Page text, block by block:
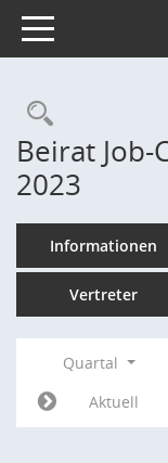
Toggle navigation
Beirat
2023
Informationen
Vertreter
Quartal
Aktuell